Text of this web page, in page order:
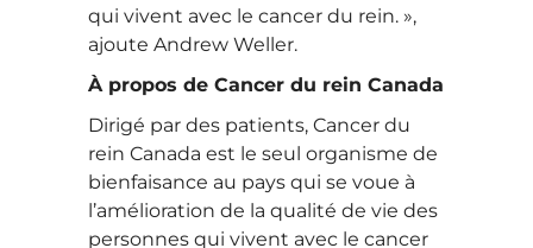
qui vivent avec le cancer du rein. »,
ajoute Andrew Weller.
À propos de Cancer du rein Canada
Dirigé par des patients, Cancer du
rein Canada est le seul organisme de
bienfaisance au pays qui se voue à
l’amélioration de la qualité de vie des
personnes qui vivent avec le cancer